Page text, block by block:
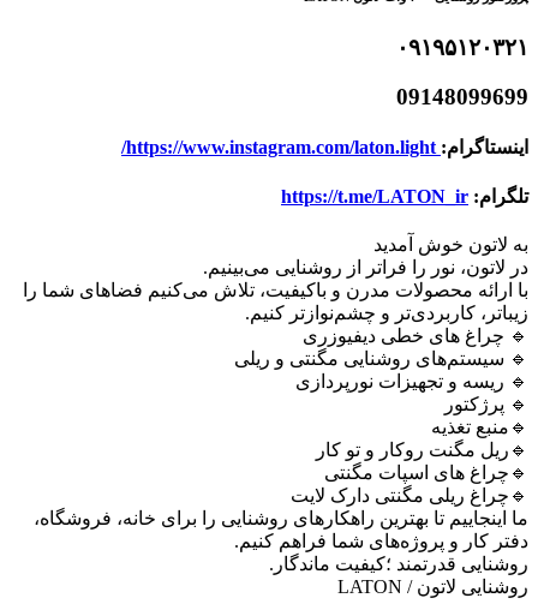
۰۹۱۹۵۱۲۰۳۲۱
09148099699
اینستاگرام:
تلگرام: https://t.me/LATON_ir
به لاتون خوش آمدید
در لاتون، نور را فراتر از روشنایی می‌بینیم.
با ارائه محصولات مدرن و باکیفیت، تلاش می‌کنیم فضاهای شما را
زیباتر، کاربردی‌تر و چشم‌نوازتر کنیم.
🔹 چراغ های خطی دیفیوزری
🔹 سیستم‌های روشنایی مگنتی و ریلی
🔹 ریسه و تجهیزات نورپردازی
🔹 پرژکتور
🔹منبع تغذیه
🔹ریل مگنت روکار و تو کار
🔹چراغ های اسپات مگنتی
🔹چراغ ریلی مگنتی دارک لایت
ما اینجاییم تا بهترین راهکارهای روشنایی را برای خانه، فروشگاه،
دفتر کار و پروژه‌های شما فراهم کنیم.
روشنایی قدرتمند ؛کیفیت ماندگار.
روشنایی لاتون / LATON